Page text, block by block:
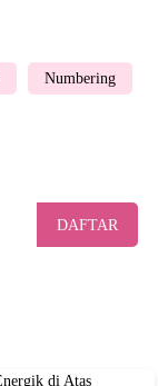
Numbering
DAFTAR